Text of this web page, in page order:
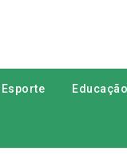
Esporte Educação